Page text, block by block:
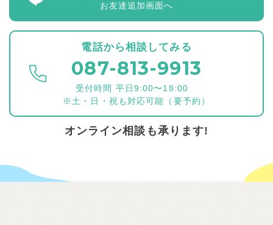
お友達追加画面へ
電話から相談してみる
087-813-9913
受付時間 平日9:00〜18:00
※土・日・祝も対応可能（要予約）
オンライン相談も承ります!